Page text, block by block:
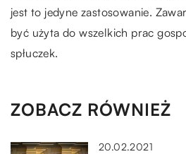
jest to jedyne zastosowanie.
być użyta do wszelkich prac
spłuczek.
ZOBACZ RÓWNIEŻ
20.02.2021